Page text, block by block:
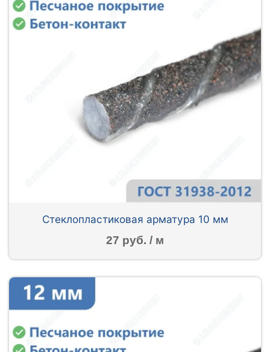
Стеклопластиковая арматура 10 мм
27 руб. / м